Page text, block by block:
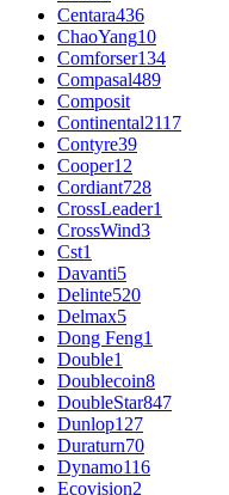
Centara436
ChaoYang10
Comforser134
Compasal489
Composit
Continental2117
Contyre39
Cooper12
Cordiant728
CrossLeader1
CrossWind3
Cst1
Davanti5
Delinte520
Delmax5
Dong Feng1
Double1
Doublecoin8
DoubleStar847
Dunlop127
Duraturn70
Dynamo116
Ecovision2